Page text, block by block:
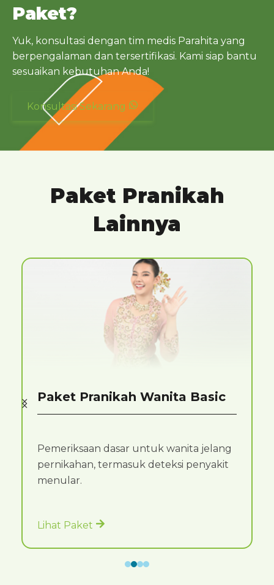
Paket?
Yuk, konsultasi dengan tim medis Parahita yang
berpengalaman dan tersertifikasi. Kami siap bantu
sesuaikan kebutuhan Anda!
Konsultasi Sekarang
Paket Pranikah
Lainnya
Paket Pranikah Wanita Basic
Pemeriksaan dasar untuk wanita jelang
pernikahan, termasuk deteksi penyakit
menular.
Lihat Paket